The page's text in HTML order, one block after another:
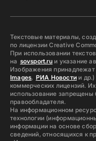
Текстовые материалы,
по лицензии Creative
При использовании
на sovsport.ruи указание
Изображения
Images, РИА Новостии др.)
коммерческих лицензий.
использование запрещены
правообладателя.
На информационном
технологии
информации на основе
сведений, относящихся к